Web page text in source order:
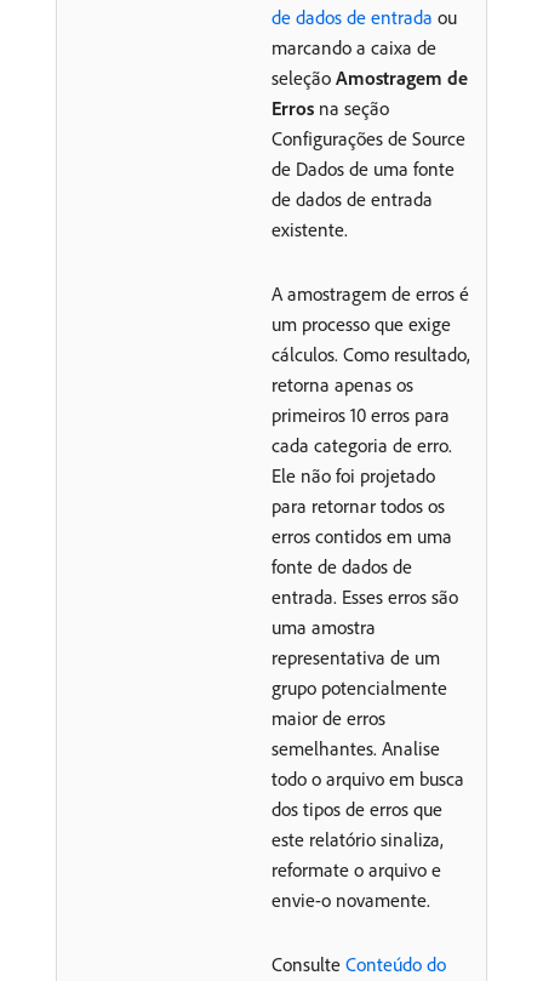
de dados de entrada ou
marcando a caixa de
seleção Amostragem de
Erros na seção
Configurações de Source
de Dados de uma fonte
de dados de entrada
existente.
A amostragem de erros é
um processo que exige
cálculos. Como resultado,
retorna apenas os
primeiros 10 erros para
cada categoria de erro.
Ele não foi projetado
para retornar todos os
erros contidos em uma
fonte de dados de
entrada. Esses erros são
uma amostra
representativa de um
grupo potencialmente
maior de erros
semelhantes. Analise
todo o arquivo em busca
dos tipos de erros que
este relatório sinaliza,
reformate o arquivo e
envie-o novamente.
Consulte Conteúdo do